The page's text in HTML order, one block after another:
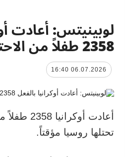
لوبينيتس: أعادت
2358 طفلاً من الاحتلال
06.07.2026 16:40
أعادت
تحتلها روسيا مؤقتاً.